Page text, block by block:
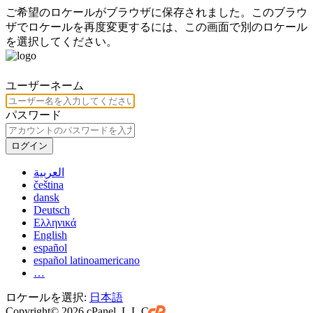
ご希望のロケールがブラウザに保存されました。このブラウ
ザでロケールを再度変更するには、この画面で別のロケール
を選択してください。
ユーザーネーム
パスワード
ログイン
العربية
čeština
dansk
Deutsch
Ελληνικά
English
español
español latinoamericano
…
ロケールを選択: 日本語